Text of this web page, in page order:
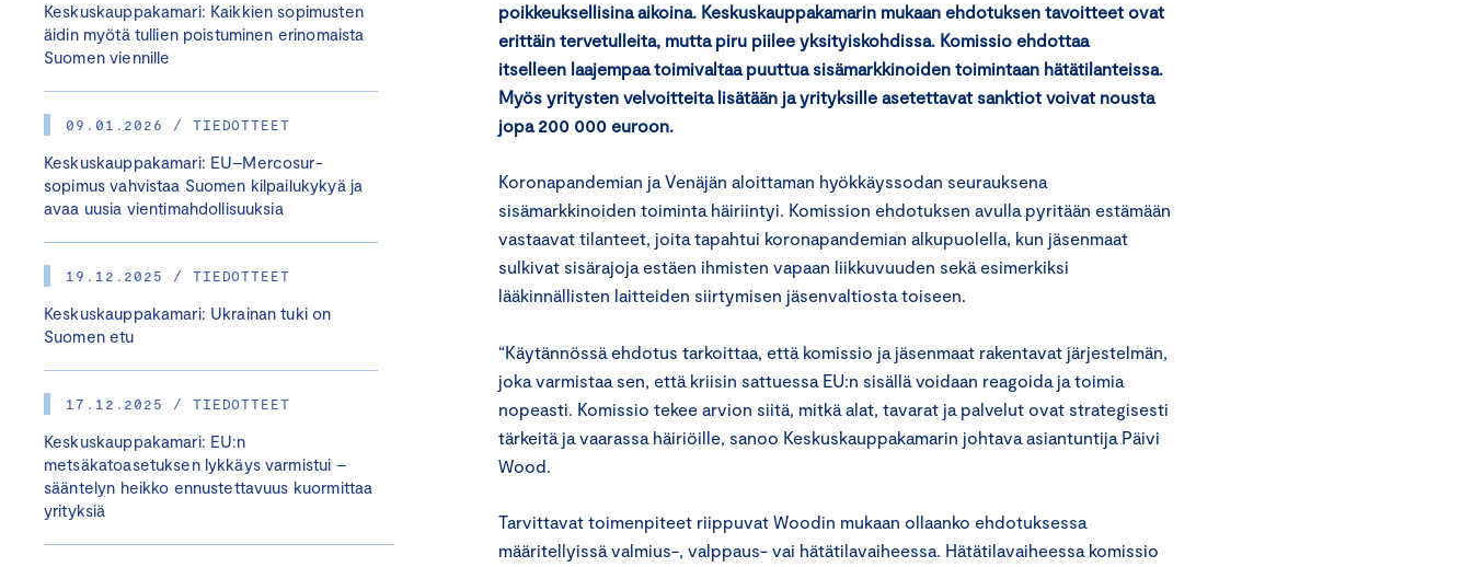
Keskuskauppakamari: Kaikkien sopimusten
äidin myötä tullien poistuminen erinomaista
Suomen viennille
09.01.2026 / TIEDOTTEET
Keskuskauppakamari: EU–Mercosur-
sopimus vahvistaa Suomen kilpailukykyä ja
avaa uusia vientimahdollisuuksia
19.12.2025 / TIEDOTTEET
Keskuskauppakamari: Ukrainan tuki on
Suomen etu
17.12.2025 / TIEDOTTEET
Keskuskauppakamari: EU:n
metsäkatoasetuksen lykkäys varmistui –
sääntelyn heikko ennustettavuus kuormittaa
yrityksiä
poikkeuksellisina aikoina. Keskuskauppakamarin mukaan ehdotuksen tavoitteet ovat
erittäin tervetulleita, mutta piru piilee yksityiskohdissa. Komissio ehdottaa
itselleen laajempaa toimivaltaa puuttua sisämarkkinoiden toimintaan hätätilanteissa.
Myös yritysten velvoitteita lisätään ja yrityksille asetettavat sanktiot voivat nousta
jopa 200 000 euroon.
Koronapandemian ja Venäjän aloittaman hyökkäyssodan seurauksena
sisämarkkinoiden toiminta häiriintyi. Komission ehdotuksen avulla pyritään estämään
vastaavat tilanteet, joita tapahtui koronapandemian alkupuolella, kun jäsenmaat
sulkivat sisärajoja estäen ihmisten vapaan liikkuvuuden sekä esimerkiksi
lääkinnällisten laitteiden siirtymisen jäsenvaltiosta toiseen.
“Käytännössä ehdotus tarkoittaa, että komissio ja jäsenmaat rakentavat järjestelmän,
joka varmistaa sen, että kriisin sattuessa EU:n sisällä voidaan reagoida ja toimia
nopeasti. Komissio tekee arvion siitä, mitkä alat, tavarat ja palvelut ovat strategisesti
tärkeitä ja vaarassa häiriöille, sanoo Keskuskauppakamarin johtava asiantuntija Päivi
Wood.
Tarvittavat toimenpiteet riippuvat Woodin mukaan ollaanko ehdotuksessa
määritellyissä valmius-, valppaus- vai hätätilavaiheessa. Hätätilavaiheessa komissio